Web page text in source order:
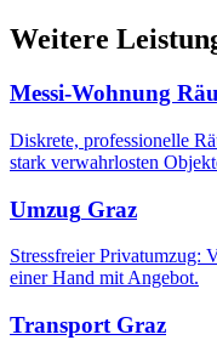
Weitere
Messi-Wohnung
Diskrete, professionelle
stark verwahrlosten
Umzug Graz
Stressfreier Privatumzug:
einer Hand mit Angebot.
Transport Graz